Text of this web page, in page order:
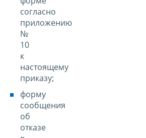
согласно
приложению
№
10
к
настоящему
приказу;
форму
сообщения
об
отказе